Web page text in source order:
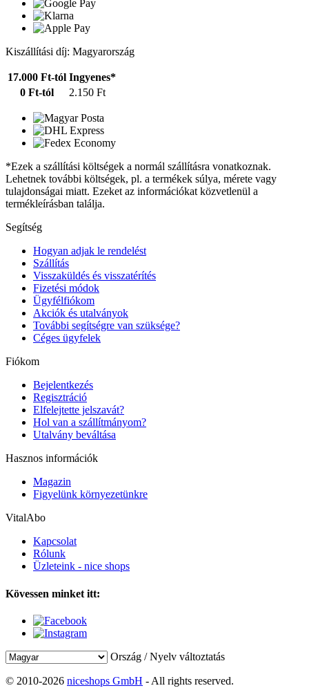
Kiszállítási díj: Magyarország
17.000 Ft-tól Ingyenes*
0 Ft-tól
2.150 Ft
*Ezek a szállítási költségek a normál szállításra vonatkoznak.
Lehetnek további költségek, pl. a termékek súlya, mérete vagy
tulajdonságai miatt. Ezeket az információkat közvetlenül a
termékleírásban találja.
Segítség
Hogyan adjak le rendelést
Szállítás
Visszaküldés és visszatérítés
Fizetési módok
Ügyfélfiókom
Akciók és utalványok
További segítségre van szüksége?
Céges ügyfelek
Fiókom
Bejelentkezés
Regisztráció
Elfelejtette jelszavát?
Hol van a szállítmányom?
Utalvány beváltása
Hasznos információk
Magazin
Figyelünk környezetünkre
VitalAbo
Kapcsolat
Rólunk
Üzleteink - nice shops
Kövessen minket itt:
Ország / Nyelv változtatás
© 2010-2026 niceshops GmbH - All rights reserved.